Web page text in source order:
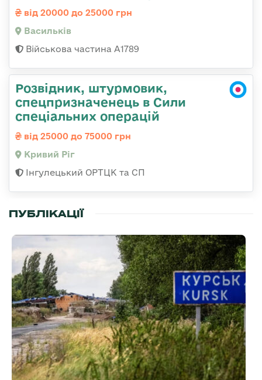
від 20000 до 25000 грн
Васильків
Військова частина А1789
Розвідник, штурмовик,
спецпризначенець в Сили
спеціальних операцій
від 25000 до 75000 грн
Кривий Ріг
Інгулецький ОРТЦК та СП
ПУБЛІКАЦІЇ